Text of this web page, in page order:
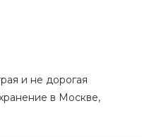
и не дорогая
в Москве,